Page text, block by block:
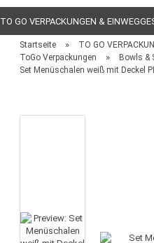
TO GO VERPACKUNGEN &
Startseite » TO GO
ToGo Verpackungen » Bowls &
Set Menüschalen weiß mit Deckel